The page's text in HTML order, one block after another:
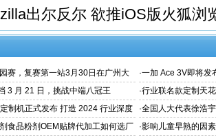
出尔反尔 欲推iOS版火狐浏
赛，复赛第一站3月30日在广州大
·一加 Ace 3V即将发
3 月 21 日，挑战中端八冠王 ·行业联名款定制天
火速告罄
制机正式发布 打造 2024 行业深度
·全国人大代表徐浩
国建设
食品粉剂OEM贴牌代加工如何选厂
·影响儿童早熟的因